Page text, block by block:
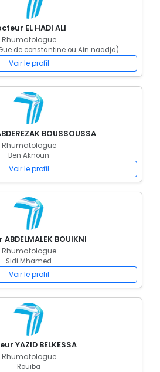
EL HADI ALI
Rhumatologue
de constantine ou Ain naadja)
Voir le profil
BOUSSOUSSA
Rhumatologue
Ben Aknoun
Voir le profil
BOUIKNI
Rhumatologue
Sidi Mhamed
Voir le profil
YAZID BELKESSA
Rhumatologue
Rouiba